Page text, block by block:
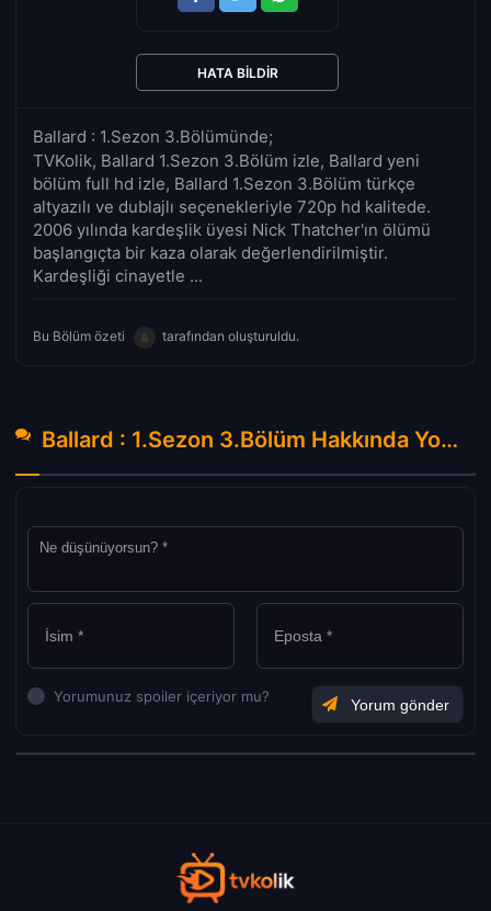
Ballard : 1.Sezon 3.Bölümünde;
TVKolik, Ballard 1.Sezon 3.Bölüm izle, Ballard yeni
bölüm full hd izle, Ballard 1.Sezon 3.Bölüm türkçe
altyazılı ve dublajlı seçenekleriyle 720p hd kalitede.
2006 yılında kardeşlik üyesi Nick Thatcher'ın ölümü
başlangıçta bir kaza olarak değerlendirilmiştir.
Kardeşliği cinayetle ...
Bu Bölüm özeti tarafından oluşturuldu.
HATA BILDIR
Ballard : 1.Sezon 3.Bölüm Hakkında Yorumlar
Yorumunuz spoiler içeriyor mu?